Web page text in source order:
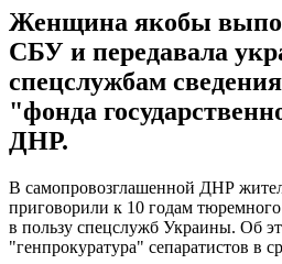
Женщина якобы
СБУ и передавала
спецслужбам
"фонда
ДНР.
В самопровозглашенной ДНР
приговорили к 10 годам
в пользу спецслужб Украины. Об
"генпрокуратура" сепаратистов в